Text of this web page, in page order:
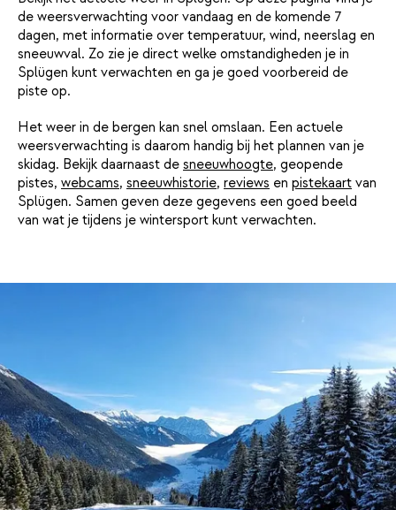
de weersverwachting voor vandaag en de komende 7
dagen, met informatie over temperatuur, wind, neerslag en
sneeuwval. Zo zie je direct welke omstandigheden je in
Splügen kunt verwachten en ga je goed voorbereid de
piste op.
Het weer in de bergen kan snel omslaan. Een actuele
weersverwachting is daarom handig bij het plannen van je
skidag. Bekijk daarnaast de sneeuwhoogte, geopende
pistes, webcams, sneeuwhistorie, reviews en pistekaart van
Splügen. Samen geven deze gegevens een goed beeld
van wat je tijdens je wintersport kunt verwachten.